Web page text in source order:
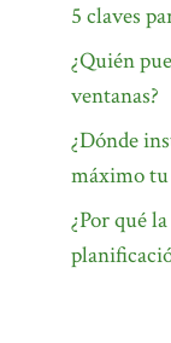
5 claves
¿Quién
ventanas?
¿Dónde
máximo tu
¿Por qué